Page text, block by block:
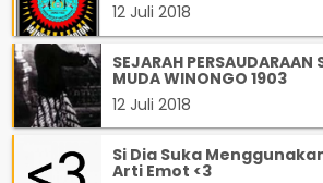
12 Juli 2018
SEJARAH PERSAUDARAAN
MUDA WINONGO 1903
12 Juli 2018
Si Dia Suka
Arti Emot <3